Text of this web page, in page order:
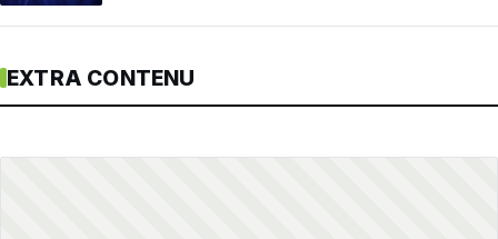
EXTRA CONTENU